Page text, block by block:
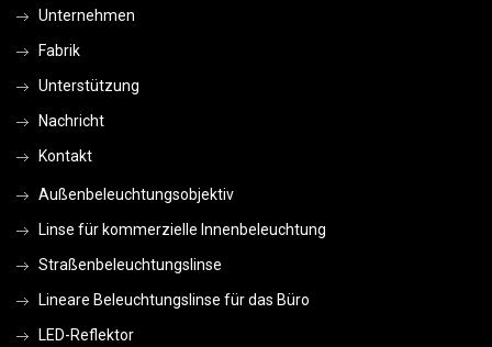
Unternehmen
Fabrik
Unterstützung
Nachricht
Kontakt
Außenbeleuchtungsobjektiv
Linse für kommerzielle Innenbeleuchtung
Straßenbeleuchtungslinse
Lineare Beleuchtungslinse für das Büro
LED-Reflektor